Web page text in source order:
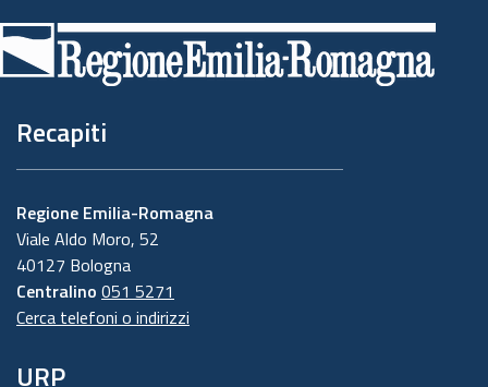
di
pagina
Recapiti
Regione Emilia-Romagna
Viale Aldo Moro, 52
40127 Bologna
Centralino 051 5271
Cerca telefoni o indirizzi
URP